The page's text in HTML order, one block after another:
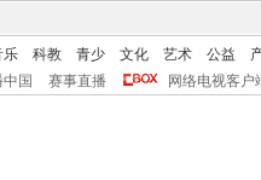
乐 科教 青少 文化 艺术 公益
国 赛事直播 网络电视客户